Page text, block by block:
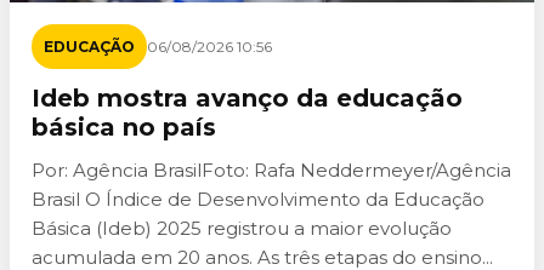
EDUCAÇÃO 06/08/2026 10:56
Ideb mostra avanço da educação
básica no país
Por: Agência BrasilFoto: Rafa Neddermeyer/Agência
Brasil O Índice de Desenvolvimento da Educação
Básica (Ideb) 2025 registrou a maior evolução
acumulada em 20 anos. As três etapas do ensino...